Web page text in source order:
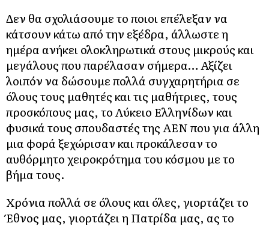
Δεν θα σχολιάσουμε το ποιοι επέλεξαν να
κάτσουν κάτω από την εξέδρα, άλλωστε η
ημέρα ανήκει ολοκληρωτικά στους μικρούς και
μεγάλους που παρέλασαν σήμερα… Αξίζει
λοιπόν να δώσουμε πολλά συγχαρητήρια σε
όλους τους μαθητές και τις μαθήτριες, τους
προσκόπους μας, το Λύκειο Ελληνίδων και
φυσικά τους σπουδαστές της ΑΕΝ που για άλλη
μια φορά ξεχώρισαν και προκάλεσαν το
αυθόρμητο χειροκρότημα του κόσμου με το
βήμα τους.
Χρόνια πολλά σε όλους και όλες, γιορτάζει το
Έθνος μας, γιορτάζει η Πατρίδα μας, ας το